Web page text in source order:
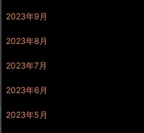
2023年9月
2023年8月
2023年7月
2023年6月
2023年5月